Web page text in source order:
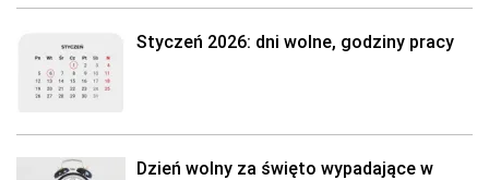
Styczeń 2026: dni wolne, godziny pracy
Dzień wolny za święto wypadające w